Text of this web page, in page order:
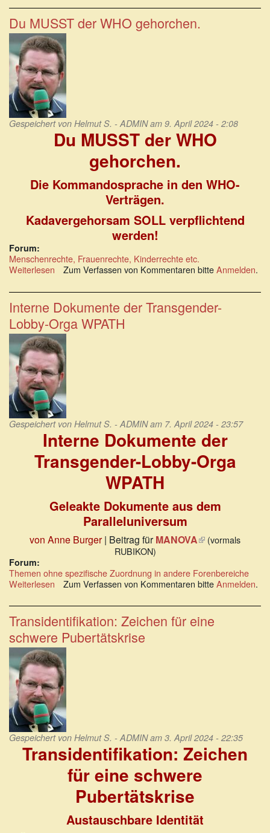
Symposium
Zürich-
Altstetten
Du MUSST der WHO gehorchen.
Gespeichert von Helmut S. - ADMINam 9. April 2024 - 2:08
Du MUSST der WHO
gehorchen.
Die Kommandosprache in den WHO-
Verträgen.
Kadavergehorsam SOLL verpflichtend
werden!
Forum:
Menschenrechte, Frauenrechte, Kinderrechte etc.
Weiterlesen über
MUSST
der
WHO
gehorchen.
Zum Verfassen von Kommentaren bitteAnmelden.
Interne Dokumente der Transgender-
Lobby-Orga WPATH
Gespeichert von Helmut S. - ADMINam 7. April 2024 - 23:57
Interne Dokumente der
Transgender-Lobby-Orga
WPATH
Geleakte Dokumente aus dem
Paralleluniversum
von Anne Burger| Beitrag für MANOVA(Link(vormals
RUBIKON)
Forum:
Themen ohne spezifische Zuordnung in andere Forenbereiche
Weiterlesen über
Dokumente
der
Transgender-
Lobby-
Orga
WPATH
Zum Verfassen von Kommentaren bitteAnmelden.
Transidentifikation: Zeichen für eine
schwere Pubertätskrise
Gespeichert von Helmut S. - ADMINam 3. April 2024 - 22:35
Transidentifikation: Zeichen
für eine schwere
Pubertätskrise
Austauschbare Identität